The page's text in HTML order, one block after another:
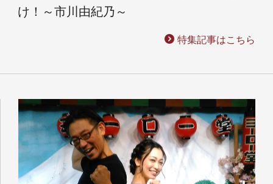
け！～市川由紀乃～
特集記事はこちら